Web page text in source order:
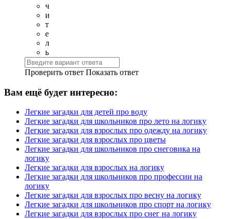
ч
и
т
е
л
ь
Проверить ответ Показать ответ
Вам ещё будет интересно:
Легкие загадки для детей про воду
Легкие загадки для школьников про лето на логику
Легкие загадки для взрослых про одежду на логику
Легкие загадки для взрослых про цветы
Легкие загадки для школьников про снеговика на
логику
Легкие загадки для взрослых на логику
Легкие загадки для школьников про профессии на
логику
Легкие загадки для взрослых про весну на логику
Легкие загадки для школьников про спорт на логику
Легкие загадки для взрослых про снег на логику